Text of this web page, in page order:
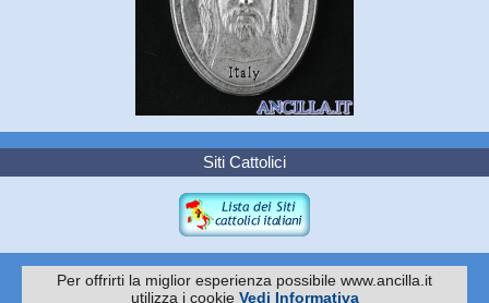
Siti Cattolici
Per offrirti la miglior esperienza possibile www.ancilla.it
utilizza i cookie Vedi Informativa